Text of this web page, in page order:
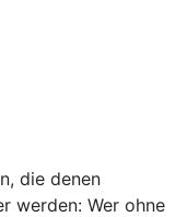
die denen
werden: Wer ohne